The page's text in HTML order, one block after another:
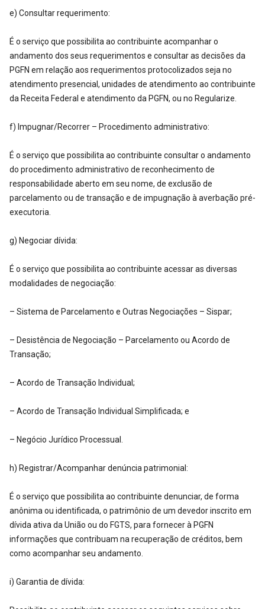
e) Consultar requerimento:
É o serviço que possibilita ao contribuinte acompanhar o
andamento dos seus requerimentos e consultar as decisões da
PGFN em relação aos requerimentos protocolizados seja no
atendimento presencial, unidades de atendimento ao contribuinte
da Receita Federal e atendimento da PGFN, ou no Regularize.
f) Impugnar/Recorrer – Procedimento administrativo:
É o serviço que possibilita ao contribuinte consultar o andamento
do procedimento administrativo de reconhecimento de
responsabilidade aberto em seu nome, de exclusão de
parcelamento ou de transação e de impugnação à averbação pré-
executoria.
g) Negociar dívida:
É o serviço que possibilita ao contribuinte acessar as diversas
modalidades de negociação:
– Sistema de Parcelamento e Outras Negociações – Sispar;
– Desistência de Negociação – Parcelamento ou Acordo de
Transação;
– Acordo de Transação Individual;
– Acordo de Transação Individual Simplificada; e
– Negócio Jurídico Processual.
h) Registrar/Acompanhar denúncia patrimonial:
É o serviço que possibilita ao contribuinte denunciar, de forma
anônima ou identificada, o patrimônio de um devedor inscrito em
dívida ativa da União ou do FGTS, para fornecer à PGFN
informações que contribuam na recuperação de créditos, bem
como acompanhar seu andamento.
i) Garantia de dívida: